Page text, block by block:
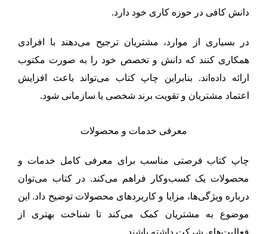
دانش کافی در حوزه کاری خود دارد.
در بسیاری از موارد، مشتریان ترجیح می‌دهند با افرادی
همکاری کنند که دانش و تخصص خود را به صورت مکتوب
ارائه داده‌اند. بنابراین چاپ کتاب می‌تواند باعث افزایش
اعتماد مشتریان و تقویت برند شخصی یا سازمانی شود.
معرفی خدمات و محصولات
چاپ کتاب فرصتی مناسب برای معرفی کامل خدمات و
محصولات یک کسب‌وکار فراهم می‌کند. در کتاب می‌توان
درباره ویژگی‌ها، مزایا و کاربردهای محصولات توضیح داد. این
موضوع به مشتریان کمک می‌کند تا شناخت بهتری از
فعالیت‌های شرکت داشته باشند.